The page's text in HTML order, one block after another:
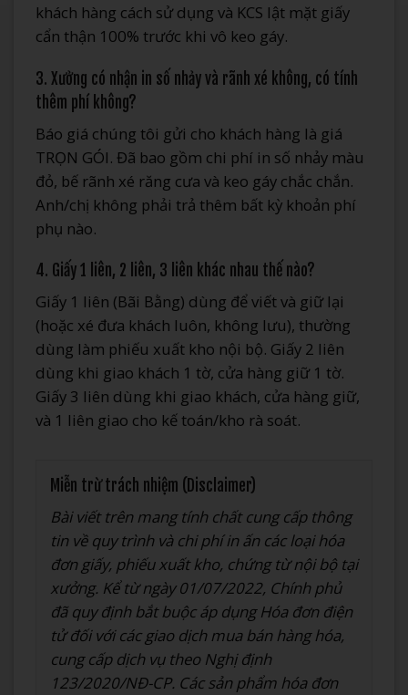
khách hàng cách sử dụng và KCS lật mặt giấy
cẩn thận 100% trước khi vô keo gáy.
3. Xưởng có nhận in số nhảy và rãnh xé không, có tính
thêm phí không?
Báo giá chúng tôi gửi cho khách hàng là giá
TRỌN GÓI. Đã bao gồm chi phí in số nhảy màu
đỏ, bế rãnh xé răng cưa và keo gáy chắc chắn.
Anh/chị không phải trả thêm bất kỳ khoản phí
phụ nào.
4. Giấy 1 liên, 2 liên, 3 liên khác nhau thế nào?
Giấy 1 liên (Bãi Bằng) dùng để viết và giữ lại
(hoặc xé đưa khách luôn, không lưu), thường
dùng làm phiếu xuất kho nội bộ. Giấy 2 liên
dùng khi giao khách 1 tờ, cửa hàng giữ 1 tờ.
Giấy 3 liên dùng khi giao khách, cửa hàng giữ,
và 1 liên giao cho kế toán/kho rà soát.
Miễn trừ trách nhiệm (Disclaimer)
Bài viết trên mang tính chất cung cấp thông
tin về quy trình và chi phí in ấn các loại hóa
đơn giấy, phiếu xuất kho, chứng từ nội bộ tại
xưởng. Kể từ ngày 01/07/2022, Chính phủ
đã quy định bắt buộc áp dụng Hóa đơn điện
tử đối với các giao dịch mua bán hàng hóa,
cung cấp dịch vụ theo Nghị định
123/2020/NĐ-CP. Các sản phẩm hóa đơn